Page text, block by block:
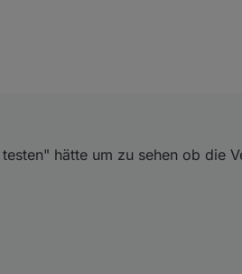
hätte um zu sehen ob die